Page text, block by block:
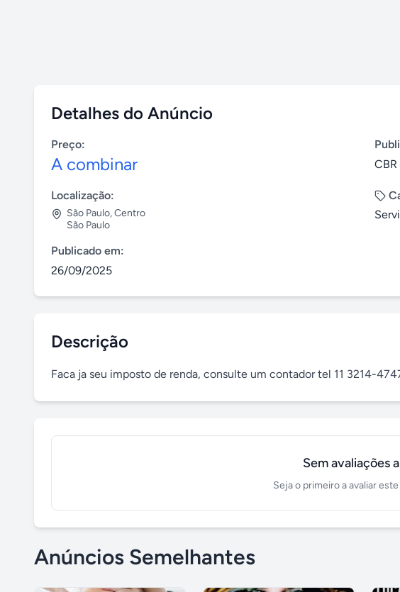
Detalhes do Anúncio
Preço:
A combinar
Localização:
São Paulo,Centro
São Paulo
Publicado em:
26/09/2025
Descrição
Faca ja seu imposto de renda, consulte um contador tel 11 3214-
Sem avaliações
Seja o primeiro a avaliar
Anúncios Semelhantes